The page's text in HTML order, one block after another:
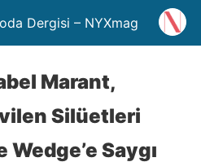
Dergisi – NYXmag
Marant,
Silüetleri
Saygı